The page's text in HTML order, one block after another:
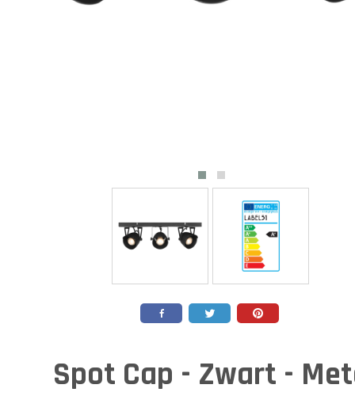
Spot Cap - Zwart -